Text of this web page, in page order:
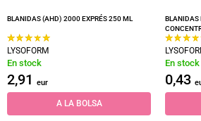
BLANIDAS (AHD) 2000 EXPRÉS 250 ML
LYSOFORM
En stock
2,91 eur
A LA BOLSA
BLANIDAS
En stock
0,43